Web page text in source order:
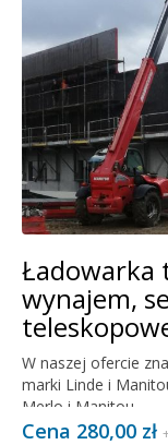
Ładowarka
wynajem,
W naszej ofercie
marki Linde i
Merlo i Manitou.
Cena 280,00 zł